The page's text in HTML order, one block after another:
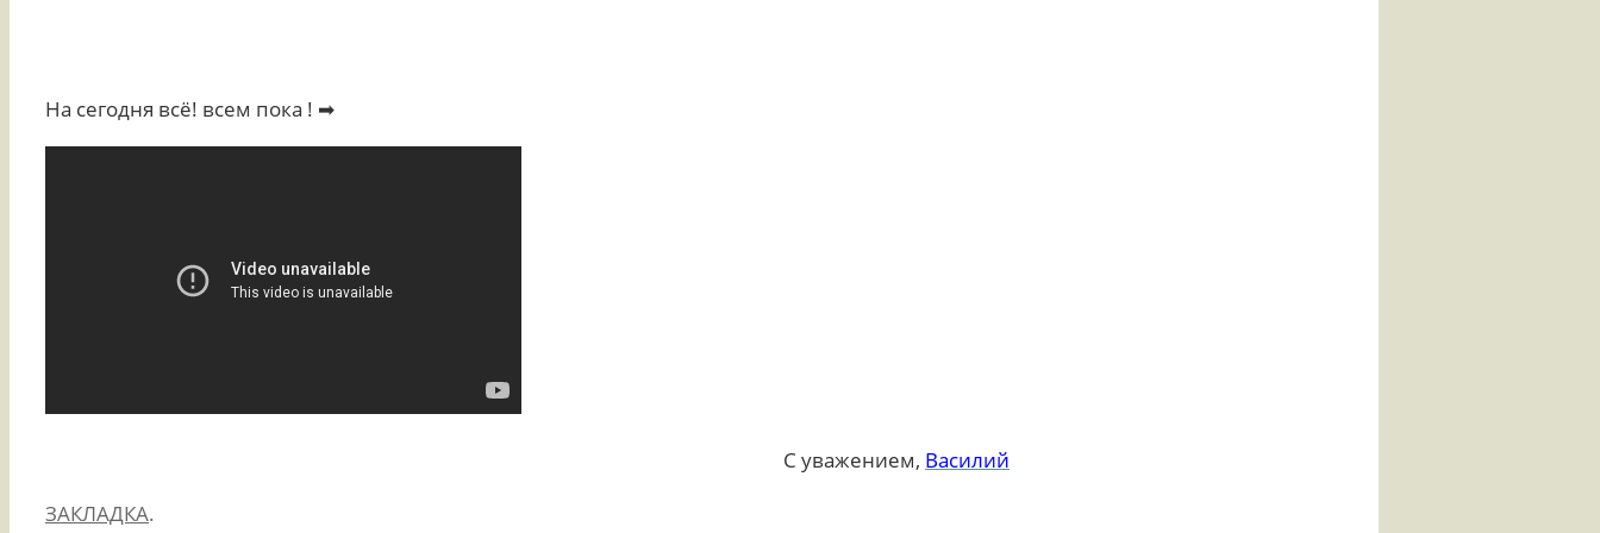
На сегодня всё! всем пока ! ➡
С уважением, Василий
ЗАКЛАДКА.